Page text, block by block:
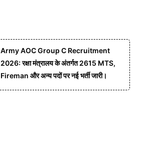
Army AOC Group C Recruitment
2026: रक्षा मंत्रालय के अंतर्गत 2615 MTS,
Fireman और अन्य पदों पर नई भर्ती जारी।